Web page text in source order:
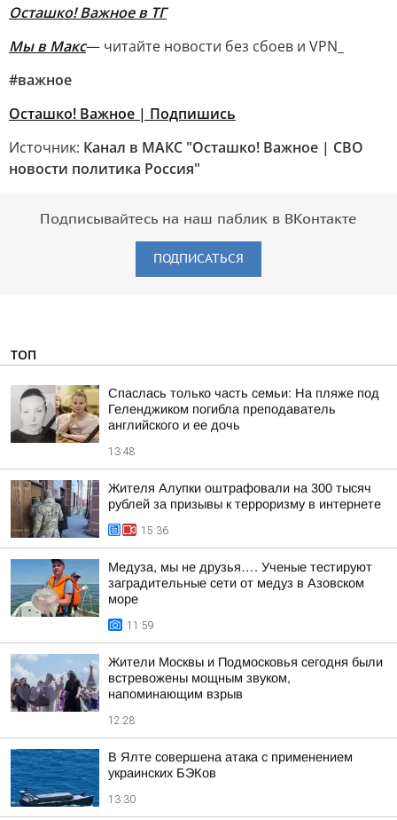
Осташко! Важное в ТГ
Мы в Макс— читайте новости без сбоев и VPN_
#важное
Осташко! Важное | Подпишись
Источник: Канал в МАКС "Осташко! Важное | СВО
новости политика Россия"
Подписывайтесь на наш паблик в ВКонтакте
ПОДПИСАТЬСЯ
ТОП
Спаслась только часть семьи: На пляже под
Геленджиком погибла преподаватель
английского и ее дочь
13:48
Жителя Алупки оштрафовали на 300 тысяч
рублей за призывы к терроризму в интернете
15:36
Медуза, мы не друзья…. Ученые тестируют
заградительные сети от медуз в Азовском
море
11:59
Жители Москвы и Подмосковья сегодня были
встревожены мощным звуком,
напоминающим взрыв
12:28
В Ялте совершена атака с применением
украинских БЭКов
13:30